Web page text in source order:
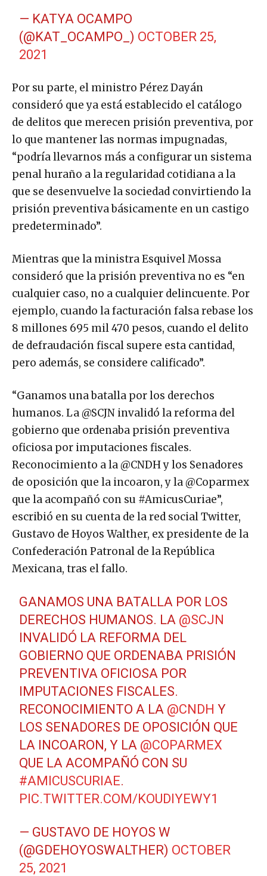
— KATYA OCAMPO
(@KAT_OCAMPO_) OCTOBER 25,
2021
Por su parte, el ministro Pérez Dayán
consideró que ya está establecido el catálogo
de delitos que merecen prisión preventiva, por
lo que mantener las normas impugnadas,
“podría llevarnos más a configurar un sistema
penal huraño a la regularidad cotidiana a la
que se desenvuelve la sociedad convirtiendo la
prisión preventiva básicamente en un castigo
predeterminado”.
Mientras que la ministra Esquivel Mossa
consideró que la prisión preventiva no es “en
cualquier caso, no a cualquier delincuente. Por
ejemplo, cuando la facturación falsa rebase los
8 millones 695 mil 470 pesos, cuando el delito
de defraudación fiscal supere esta cantidad,
pero además, se considere calificado”.
“Ganamos una batalla por los derechos
humanos. La @SCJN invalidó la reforma del
gobierno que ordenaba prisión preventiva
oficiosa por imputaciones fiscales.
Reconocimiento a la @CNDH y los Senadores
de oposición que la incoaron, y la @Coparmex
que la acompañó con su #AmicusCuriae”,
escribió en su cuenta de la red social Twitter,
Gustavo de Hoyos Walther, ex presidente de la
Confederación Patronal de la República
Mexicana, tras el fallo.
GANAMOS UNA BATALLA POR LOS
DERECHOS HUMANOS. LA @SCJN
INVALIDÓ LA REFORMA DEL
GOBIERNO QUE ORDENABA PRISIÓN
PREVENTIVA OFICIOSA POR
IMPUTACIONES FISCALES.
RECONOCIMIENTO A LA @CNDH Y
LOS SENADORES DE OPOSICIÓN QUE
LA INCOARON, Y LA @COPARMEX
QUE LA ACOMPAÑÓ CON SU
#AMICUSCURIAE.
PIC.TWITTER.COM/KOUDIYEWY1
— GUSTAVO DE HOYOS W
(@GDEHOYOSWALTHER) OCTOBER
25, 2021